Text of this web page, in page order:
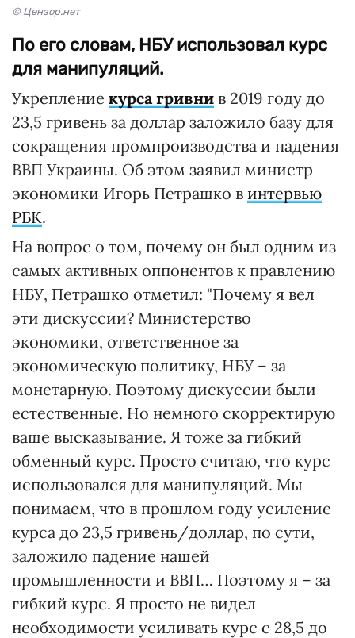
© Цензор.нет
По его словам, НБУ использовал курс
для манипуляций.
Укрепление курса гривни в 2019 году до
23,5 гривень за доллар заложило базу для
сокращения промпроизводства и падения
ВВП Украины. Об этом заявил министр
экономики Игорь Петрашко в интервью
РБК.
На вопрос о том, почему он был одним из
самых активных оппонентов к правлению
НБУ, Петрашко отметил: "Почему я вел
эти дискуссии? Министерство
экономики, ответственное за
экономическую политику, НБУ – за
монетарную. Поэтому дискуссии были
естественные. Но немного скорректирую
ваше высказывание. Я тоже за гибкий
обменный курс. Просто считаю, что курс
использовался для манипуляций. Мы
понимаем, что в прошлом году усиление
курса до 23,5 гривень/доллар, по сути,
заложило падение нашей
промышленности и ВВП… Поэтому я – за
гибкий курс. Я просто не видел
необходимости усиливать курс с 28,5 до